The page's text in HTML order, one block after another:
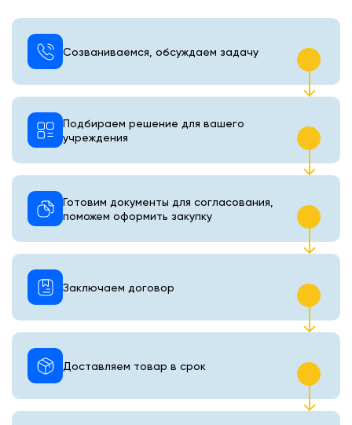
Созваниваемся, обсуждаем задачу
Подбираем решение для вашего
учреждения
Готовим документы для согласования,
поможем оформить закупку
Доставляем товар в срок
Заключаем договор